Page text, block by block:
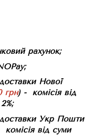
рахунок;
Нової
грн) - комісія від
Укр Пошти
від суми